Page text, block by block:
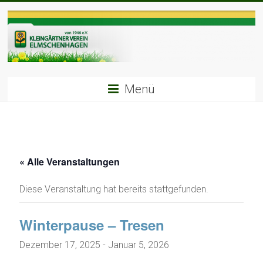
Inhalt
springen
Menü
« Alle Veranstaltungen
Diese Veranstaltung hat bereits stattgefunden.
Winterpause – Tresen
Dezember 17, 2025 - Januar 5, 2026